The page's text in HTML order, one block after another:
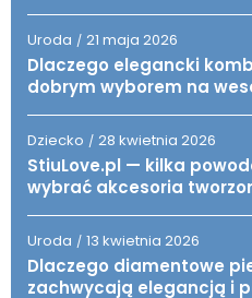
Uroda / 21 maja 2026
Dlaczego elegancki
dobrym wyborem na
Dziecko / 28 kwietnia 2026
StiuLove.pl — kilka
wybrać akcesoria
Uroda / 13 kwietnia 2026
Dlaczego diamentowe
zachwycają elegancją i